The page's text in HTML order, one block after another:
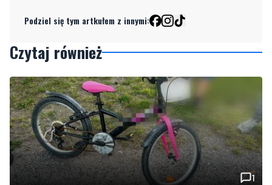
Podziel się tym artkułem z innymi:
Czytaj również
1